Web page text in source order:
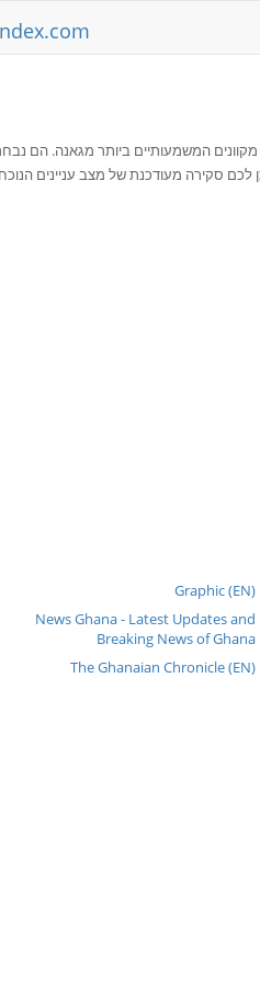
המשמעותיים ביותר מגאנה. הם
לכם סקירה מעודכנת של מצב עניינים
Graphic (EN)
News Ghana - Latest Updates and
Breaking News of Ghana
The Ghanaian Chronicle (EN)